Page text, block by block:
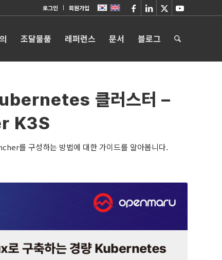
로그인 회원가입
조달물품 레퍼런스 문서 블로그
클러스터 –
K3S
를 구성하는 방법에 대한 가이드를 알아봅니다.